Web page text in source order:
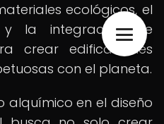
ecológicos, el
y la integración de
crear edificaciones
con el planeta.
alquímico en el diseño